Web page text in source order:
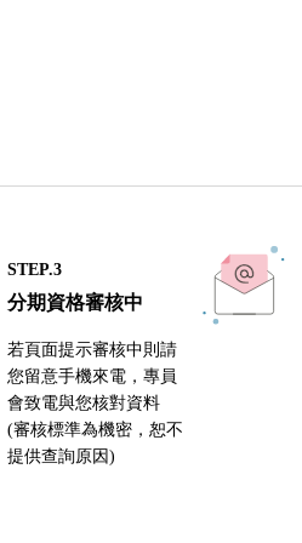
STEP.3
分期資格審核中
若頁面提示審核中則請
您留意手機來電，專員
會致電與您核對資料
(審核標準為機密，恕不
提供查詢原因)